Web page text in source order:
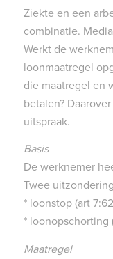
Ziekte en een
combinatie.
Werkt de
loonmaatregel
die maatregel en
betalen?
uitspraak.
Basis
De werknemer
Twee
* loonstop (art
* loonopschorting
Maatregel